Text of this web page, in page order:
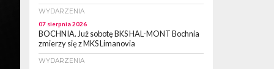
WYDARZENIA
07 sierpnia 2026
BOCHNIA. Już sobotę BKS HAL-MONT Bochnia
zmierzy się z MKS Limanovia
WYDARZENIA